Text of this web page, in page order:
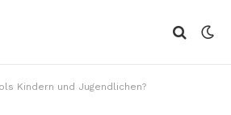
Kindern und Jugendlichen?